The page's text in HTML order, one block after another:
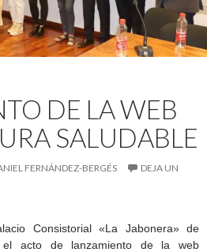
DE LA WEB
SALUDABLE
FERNÁNDEZ-BERGÉS
DEJA UN
Consistorial «La Jabonera» de
acto de lanzamiento de la web